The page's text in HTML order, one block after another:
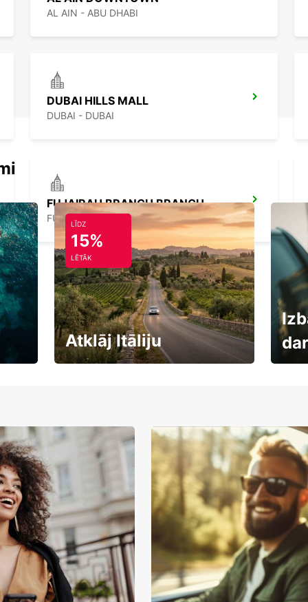
AL AIN - ABU DHABI
DUBAI HILLS MALL
DUBAI - DUBAI
FUJAIRAH BRANCH BRANCH
FUJAIRAH - DUBAI
LĪDZ
15%
LĒTĀK
Atklāj Itāliju